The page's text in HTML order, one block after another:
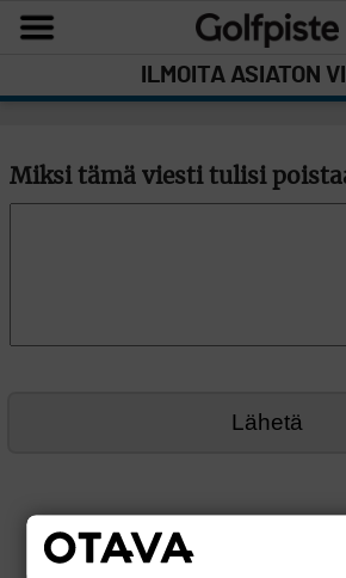
ILMOITA ASIATON
Miksi tämä viesti tulisi